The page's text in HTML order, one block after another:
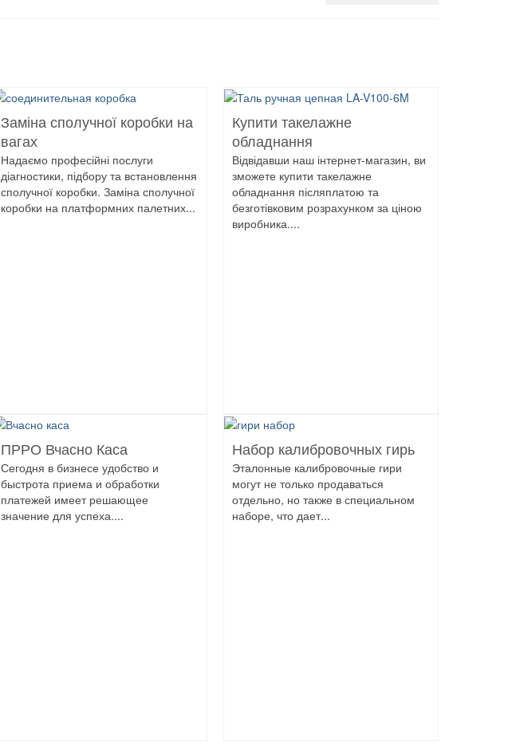
Заміна сполучної коробки на
вагах
Надаємо професійні послуги
діагностики, підбору та встановлення
сполучної коробки. Заміна сполучної
коробки на платформних палетних...
Купити такелажне
обладнання
Відвідавши наш інтернет-магазин, ви
зможете купити такелажне
обладнання післяплатою та
безготівковим розрахунком за ціною
виробника....
ПРРО Вчасно Каса
Сегодня в бизнесе удобство и
быстрота приема и обработки
платежей имеет решающее
значение для успеха....
Набор калибровочных гирь
Эталонные калибровочные гири
могут не только продаваться
отдельно, но также в специальном
наборе, что дает...